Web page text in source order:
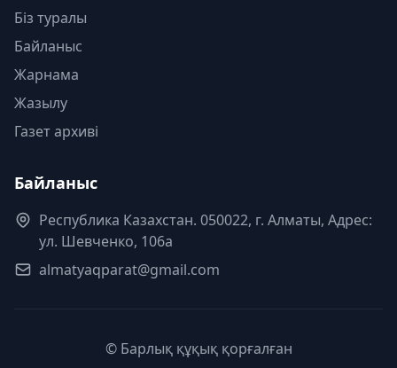
Біз туралы
Байланыс
Жарнама
Жазылу
Газет архиві
Байланыс
Республика Казахстан. 050022, г. Алматы, Адрес:
ул. Шевченко, 106а
almatyaqparat@gmail.com
© Барлық құқық қорғалған